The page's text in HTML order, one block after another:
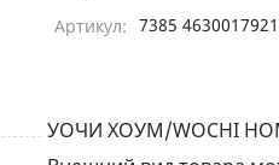
Артикул: 7385
УОЧИ ХОУМ/WOCHI